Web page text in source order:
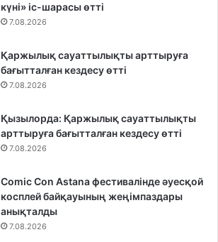
күні» іс-шарасы өтті
7.08.2026
Қаржылық сауаттылықты арттыруға
бағытталған кездесу өтті
7.08.2026
Қызылорда: Қаржылық сауаттылықты
арттыруға бағытталған кездесу өтті
7.08.2026
Comic Con Astana фестивалінде әуесқой
косплей байқауының жеңімпаздары
анықталды
7.08.2026